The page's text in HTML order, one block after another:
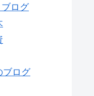
ログ
ブログ